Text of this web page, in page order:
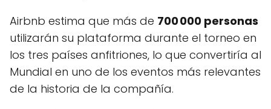
Airbnb estima que más de 700 000 personas
utilizarán su plataforma durante el torneo en
los tres países anfitriones, lo que convertiría al
Mundial en uno de los eventos más relevantes
de la historia de la compañía.